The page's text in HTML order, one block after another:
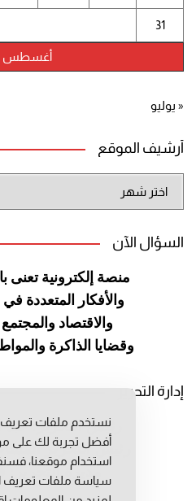
أغسطس 2026
31
« يوليو
أرشيف الموقع
الموقع
السؤال الآن
منصة إلكترونية تعنى
والأفكار المتعددة
والاقتصاد والمجتمع
وقضايا الذاكرة
إدارة التحرير
رئيس التحرير: عبد
رئيس التحرير
مديرة
نستخدم ملفات تعريف
أفضل تجربة لك على
استخدام موقعنا،
سياسة ملفات تعريف